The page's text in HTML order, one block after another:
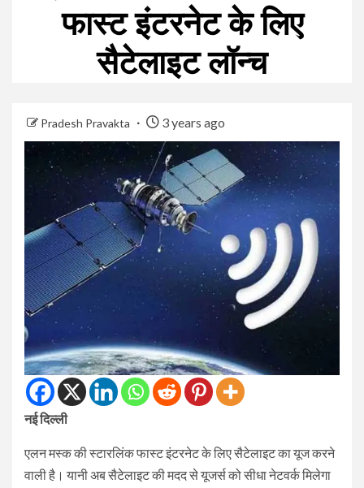
फास्ट इंटरनेट के लिए
सैटेलाइट लॉन्च
Pradesh Pravakta 3 years ago
नई दिल्ली
एलन मस्क की स्टारलिंक फास्ट इंटरनेट के लिए सैटेलाइट का यूज करने
वाली है। यानी अब सैटेलाइट की मदद से यूजर्स को सीधा नेटवर्क मिलेगा